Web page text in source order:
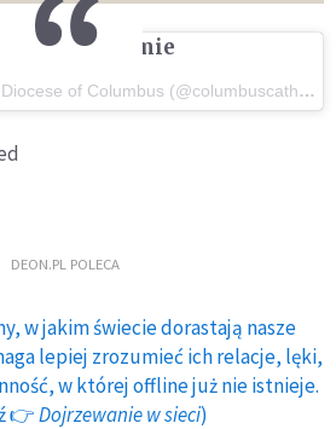
na Instagramie
Post udostępniony przez Diocese of Columbus (@columbuscatholics)
DEON.PL POLECA
w jakim świecie dorastają nasze
lepiej zrozumieć ich relacje, lęki,
w której offline już nie istnieje.
👉Dojrzewanie w sieci)